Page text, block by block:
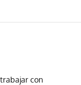
con